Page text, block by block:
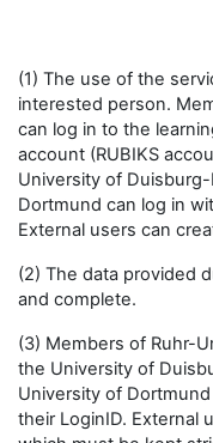
(1) The use of the
interested person.
can log in to the
account (RUBIKS
University of
Dortmund can log in
External users can
(2) The data provided
and complete.
(3) Members of Ruhr-
the University of
University of
their LoginID. External